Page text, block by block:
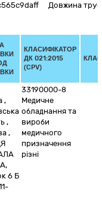
Довжина
КЛАСИФІКАТОР
ДК 021:2015
(CPV)
,
,
,
6 Б
33190000-8
Медичне
обладнання та
вироби
медичного
призначення
різні